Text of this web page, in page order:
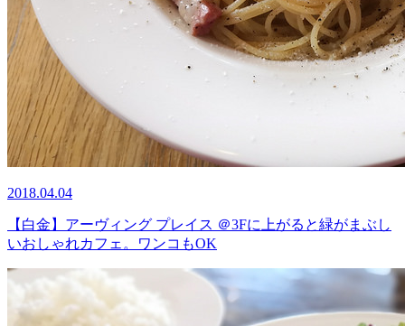
2018.04.04
【白金】アーヴィング プレイス ＠3Fに上がると緑がまぶし
いおしゃれカフェ。ワンコもOK